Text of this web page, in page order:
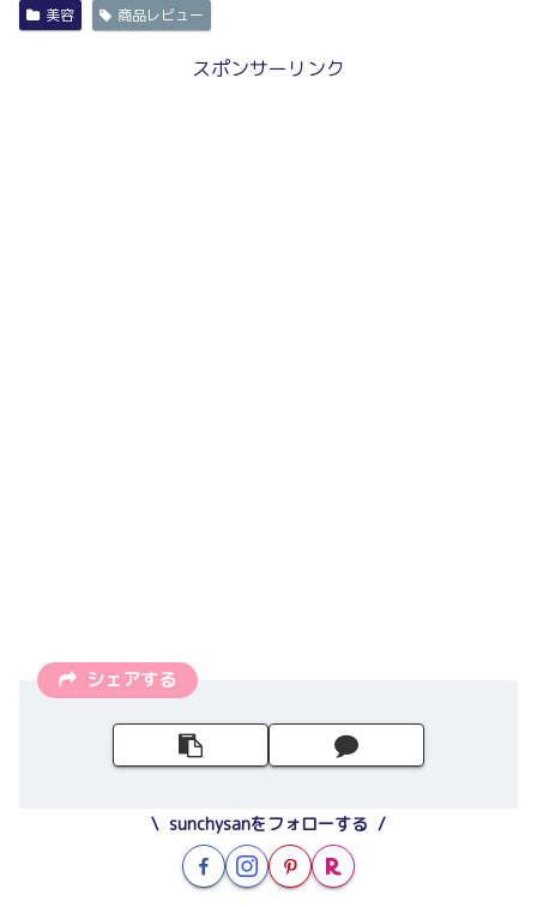
美容 商品レビュー
スポンサーリンク
シェアする
sunchysanをフォローする